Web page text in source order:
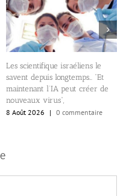
Les scientifique israéliens le
savent depuis longtemps… “Et
maintenant l’IA peut créer de
nouveaux virus”,
8 Août 2026
| 0 commentaire